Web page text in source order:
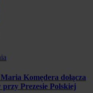
Komędera dołącza
Prezesie Polskiej